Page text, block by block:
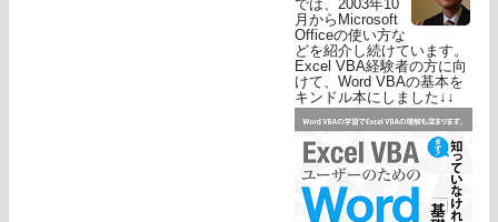
では、2003年10
月からMicrosoft
Officeの使い方な
どを紹介し続けています。
Excel VBA経験者の方に向
けて、Word VBAの基本を
キンドル本にしました↓↓